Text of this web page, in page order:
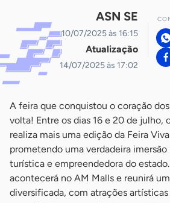
ASN SE
10/07/2025 às 16:15
Atualização
14/07/2025 às 17:02
A feira que conquistou o coração
volta! Entre os dias 16 e 20 de julho,
realiza mais uma edição da Feira
prometendo uma verdadeira
turística e empreendedora do
acontecerá no AM Malls e reunirá
diversificada, com atrações artísticas